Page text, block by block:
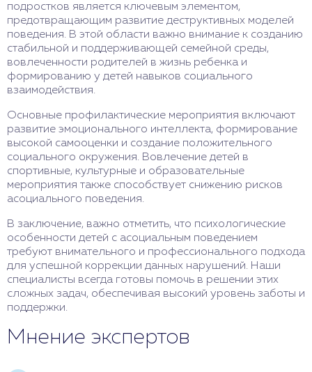
подростков является ключевым элементом,
предотвращающим развитие деструктивных моделей
поведения. В этой области важно внимание к созданию
стабильной и поддерживающей семейной среды,
вовлеченности родителей в жизнь ребенка и
формированию у детей навыков социального
взаимодействия.
Основные профилактические мероприятия включают
развитие эмоционального интеллекта, формирование
высокой самооценки и создание положительного
социального окружения. Вовлечение детей в
спортивные, культурные и образовательные
мероприятия также способствует снижению рисков
асоциального поведения.
В заключение, важно отметить, что психологические
особенности детей с асоциальным поведением
требуют внимательного и профессионального подхода
для успешной коррекции данных нарушений. Наши
специалисты всегда готовы помочь в решении этих
сложных задач, обеспечивая высокий уровень заботы и
поддержки.
Мнение экспертов